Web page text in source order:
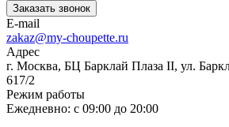
Заказать звонок
E-mail
zakaz@my-choupette.ru
Адрес
г. Москва, БЦ Барклай Плаза II, ул.
617/2
Режим работы
Ежедневно: с 09:00 до 20:00